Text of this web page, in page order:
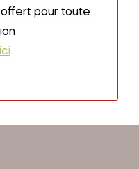
offert pour toute